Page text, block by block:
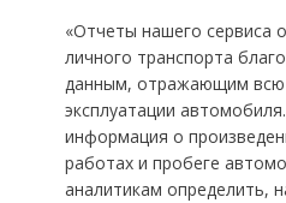
«Отчеты нашего сервиса
личного транспорта
данным, отражающим всю
эксплуатации
информация о
работах и пробеге
аналитикам определить,